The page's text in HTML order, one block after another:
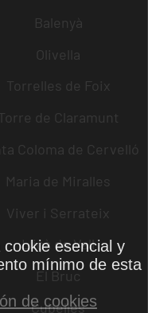
Balenyà
Olivella
Torrelles de Foix
de Claramunt
Coloma de Cervelló
Maria de Miralles
Viver i Serrateix
Lliçà de Vall
El Bruc
Cubelles
esencial y
mínimo de esta
de cookies